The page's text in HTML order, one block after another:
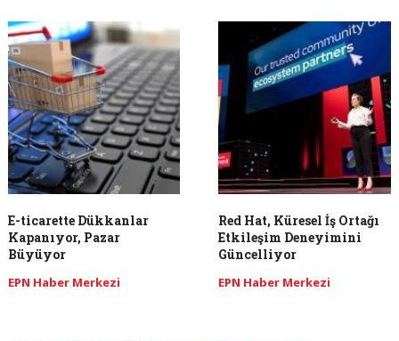
​E-ticarette Dükkanlar
Kapanıyor, Pazar
Büyüyor
EPN Haber Merkezi
Red Hat, Küresel İş Ortağı
Etkileşim Deneyimini
Güncelliyor
EPN Haber Merkezi